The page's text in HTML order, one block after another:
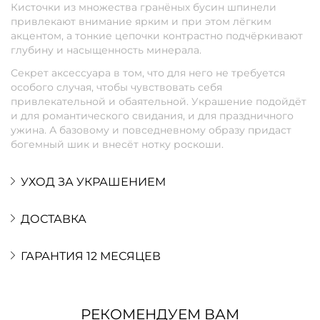
Кисточки из множества гранёных бусин шпинели
привлекают внимание ярким и при этом лёгким
акцентом, а тонкие цепочки контрастно подчёркивают
глубину и насыщенность минерала.
Секрет аксессуара в том, что для него не требуется
особого случая, чтобы чувствовать себя
привлекательной и обаятельной. Украшение подойдёт
и для романтического свидания, и для праздничного
ужина. А базовому и повседневному образу придаст
богемный шик и внесёт нотку роскоши.
УХОД ЗА УКРАШЕНИЕМ
ДОСТАВКА
ГАРАНТИЯ 12 МЕСЯЦЕВ
РЕКОМЕНДУЕМ ВАМ